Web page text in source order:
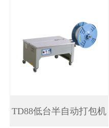
TD88低台半自动打包机